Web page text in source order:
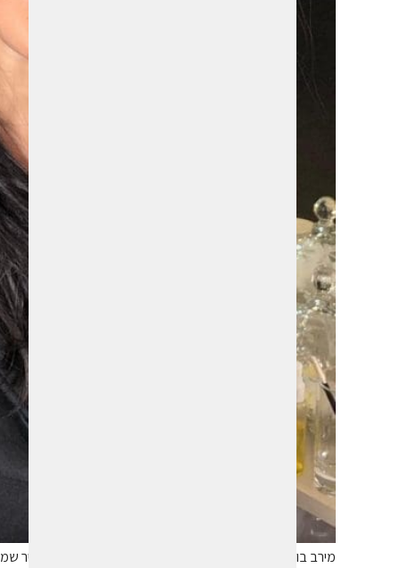
מירב בורמד – שילוב מצליח של מקצועיות וחביבות. צילום אדיר